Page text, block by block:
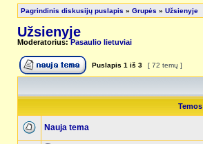
Pagrindinis diskusijų puslapis » Grupės » Užsienyje
Užsienyje
Moderatorius:Pasaulio lietuviai
Puslapis 1 iš 3 [ 72 temų ]
Temos
Nauja tema